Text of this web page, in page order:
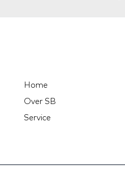
Home
Over SB
Service